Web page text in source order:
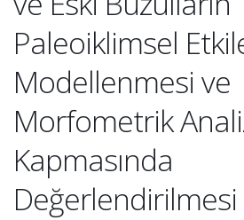
Paleoiklimsel
Modellenmesi ve
Morfometrik
Kapmasında
Değerlendirilmesi